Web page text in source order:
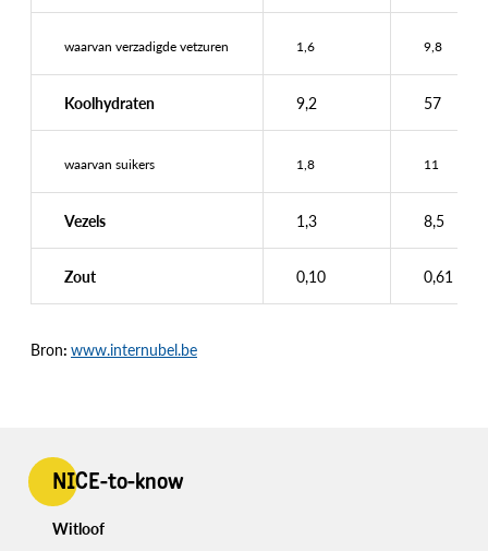
waarvan verzadigde vetzuren 1,6 9,8
Koolhydraten 9,2 57
waarvan suikers 1,8 11
Vezels 1,3 8,5
Zout 0,10 0,61
Bron: www.internubel.be
NICE-to-know
Witloof